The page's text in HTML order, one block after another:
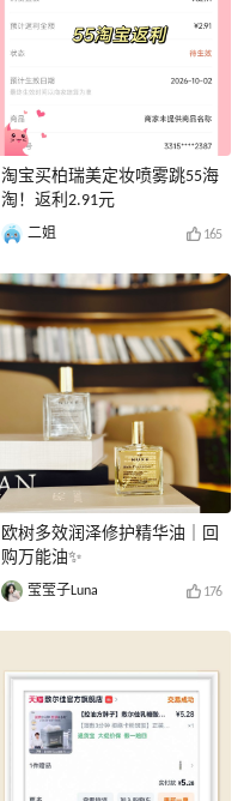
淘宝买柏瑞美定妆喷雾跳55海
淘！返利2.91元
二姐 165
欧树多效润泽修护精华油｜回
购万能油✨
莹莹子Luna 176